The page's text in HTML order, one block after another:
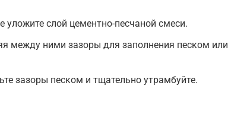
уложите слой цементно-песчаной смеси.
между ними зазоры для заполнения песком или
зазоры песком и тщательно утрамбуйте.